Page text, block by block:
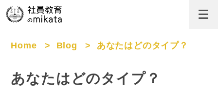
Home > Blog > あなたはどのタイプ？
あなたはどのタイプ？